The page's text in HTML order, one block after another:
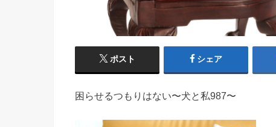
ポスト シェア
困らせるつもりはない〜犬と私987〜